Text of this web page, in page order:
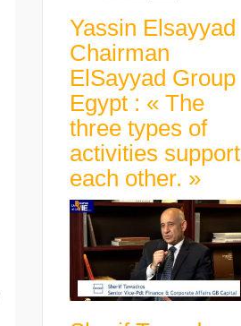
Yassin Elsayyad
Chairman
ElSayyad Group
Egypt : « The
three types of
activities support
each other. »